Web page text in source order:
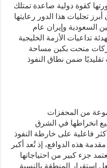
كقوة دولية صاعدة تمتلك
أبرز تجليات هذا الدور رعايتها
السعودية وإيران عام
تداعيات الأزمة الخليجية
2017، وهي تحركات منحت بكين مساحة
ضمن نطاق النفوذ
من المحفزات
انخراطها في الشرق
فاعلية على خارطة النفوذ
هذه الدوافع، إذ تُعد أكبر
جزء كبير من احتياجاتها
استقرار المنطقة بالنسبة